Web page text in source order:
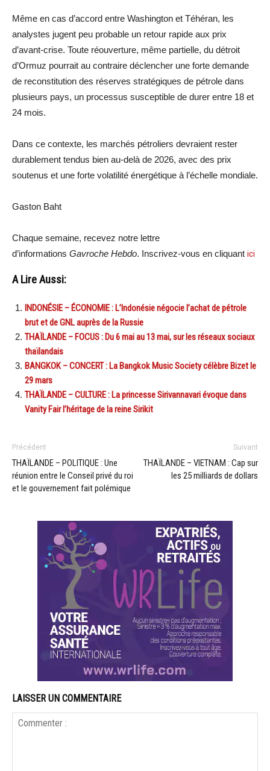
Même en cas d’accord entre Washington et Téhéran, les
analystes jugent peu probable un retour rapide aux prix
d’avant-crise. Toute réouverture, même partielle, du détroit
d’Ormuz pourrait au contraire déclencher une forte demande
de reconstitution des réserves stratégiques de pétrole dans
plusieurs pays, un processus susceptible de durer entre 18 et
24 mois.
Dans ce contexte, les marchés pétroliers devraient rester
durablement tendus bien au-delà de 2026, avec des prix
soutenus et une forte volatilité énergétique à l’échelle mondiale.
Gaston Baht
Chaque semaine, recevez notre lettre
d’informations Gavroche Hebdo. Inscrivez-vous en cliquant ici
A Lire Aussi:
INDONÉSIE – ÉCONOMIE : L’Indonésie négocie l’achat de pétrole
brut et de GNL auprès de la Russie
THAÏLANDE – FOCUS : Du 6 mai au 13 mai, sur les réseaux sociaux
thaïlandais
BANGKOK – CONCERT : La Bangkok Music Society célèbre Bizet le
29 mars
THAÏLANDE – CULTURE : La princesse Sirivannavari évoque dans
Vanity Fair l’héritage de la reine Sirikit
Précédent
THAÏLANDE – POLITIQUE : Une
réunion entre le Conseil privé du roi
et le gouvernement fait polémique
Suivant
THAÏLANDE – VIETNAM : Cap sur
les 25 milliards de dollars
LAISSER UN COMMENTAIRE